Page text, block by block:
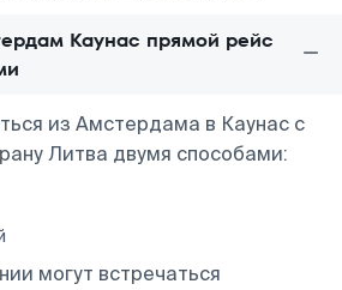
Каунас прямой рейс
из Амстердама в Каунас с
Литва двумя способами:
могут встречаться